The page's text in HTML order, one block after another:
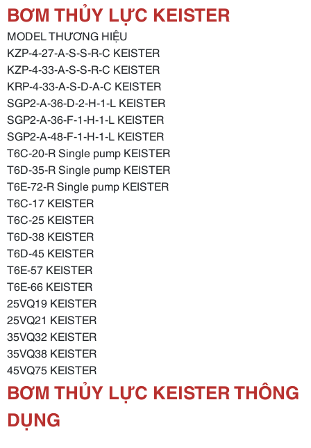
BƠM THỦY LỰC KEISTER
MODEL THƯƠNG HIỆU
KZP-4-27-A-S-S-R-C KEISTER
KZP-4-33-A-S-S-R-C KEISTER
KRP-4-33-A-S-D-A-C KEISTER
SGP2-A-36-D-2-H-1-L KEISTER
SGP2-A-36-F-1-H-1-L KEISTER
SGP2-A-48-F-1-H-1-L KEISTER
T6C-20-R Single pump KEISTER
T6D-35-R Single pump KEISTER
T6E-72-R Single pump KEISTER
T6C-17 KEISTER
T6C-25 KEISTER
T6D-38 KEISTER
T6D-45 KEISTER
T6E-57 KEISTER
T6E-66 KEISTER
25VQ19 KEISTER
25VQ21 KEISTER
35VQ32 KEISTER
35VQ38 KEISTER
45VQ75 KEISTER
BƠM THỦY LỰC KEISTER THÔNG
DỤNG